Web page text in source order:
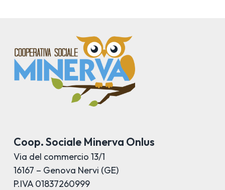
Coop. Sociale Minerva Onlus
Via del commercio 13/1
16167 – Genova Nervi (GE)
P.IVA 01837260999